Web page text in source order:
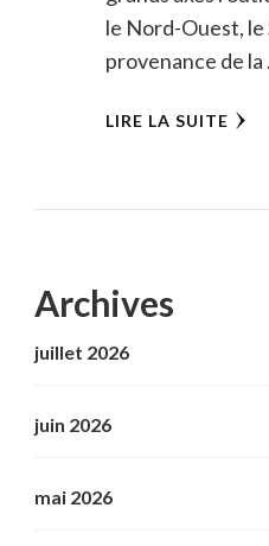
le Nord-Ouest, le
provenance de la
LIRE LA SUITE
Archives
juillet 2026
juin 2026
mai 2026